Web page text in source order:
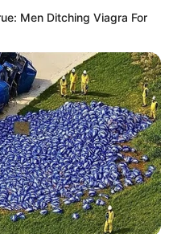
Men Ditching Viagra For